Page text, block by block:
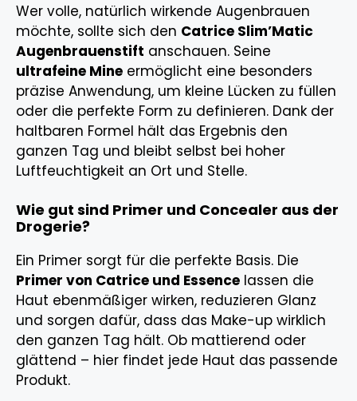
Wer volle, natürlich wirkende Augenbrauen
möchte, sollte sich den Catrice Slim’Matic
Augenbrauenstift anschauen. Seine
ultrafeine Mine ermöglicht eine besonders
präzise Anwendung, um kleine Lücken zu füllen
oder die perfekte Form zu definieren. Dank der
haltbaren Formel hält das Ergebnis den
ganzen Tag und bleibt selbst bei hoher
Luftfeuchtigkeit an Ort und Stelle.
Wie gut sind Primer und Concealer aus der
Drogerie?
Ein Primer sorgt für die perfekte Basis. Die
Primer von Catrice und Essence lassen die
Haut ebenmäßiger wirken, reduzieren Glanz
und sorgen dafür, dass das Make-up wirklich
den ganzen Tag hält. Ob mattierend oder
glättend – hier findet jede Haut das passende
Produkt.